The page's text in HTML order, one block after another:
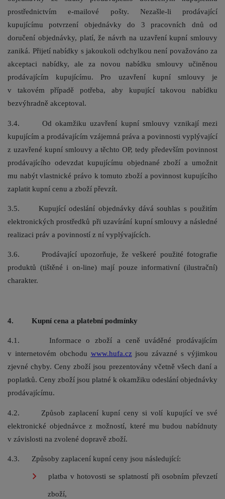
prostřednictvím e-mailové pošty. Nezašle-li prodávající
kupujícímu potvrzení objednávky
do 3 pracovních dnů
od
doručení objednávky, platí, že návrh na uzavření kupní smlouvy
zaniká. Přijetí nabídky s jakoukoli odchylkou není považováno za
akceptaci nabídky, ale za novou nabídku smlouvy učiněnou
prodávajícím kupujícímu. Pro uzavření kupní smlouvy je
v takovém případě potřeba, aby kupující takovou nabídku
bezvýhradně akceptoval.
3.4. Od okamžiku uzavření kupní smlouvy vznikají mezi
kupujícím a prodávajícím vzájemná práva a povinnosti vyplývající
z uzavřené kupní smlouvy a těchto OP, tedy především povinnost
prodávajícího odevzdat kupujícímu objednané zboží a umožnit
mu nabýt vlastnické právo k tomuto zboží a povinnost kupujícího
zaplatit kupní cenu a zboží převzít.
3.5. Kupující odeslání objednávky dává souhlas s použitím
elektronických prostředků při uzavírání kupní smlouvy a následné
realizaci práv a povinností z ní vyplývajících.
3.6. Prodávající upozorňuje, že veškeré použité fotografie
produktů (tištěné i on-line) mají pouze informativní (ilustrační)
charakter.
4. Kupní cena a platební podmínky
4.1. Informace o zboží a ceně uváděné prodávajícím
v internetovém obchodu www.hufa.cz jsou závazné s výjimkou
zjevné chyby. Ceny zboží jsou prezentovány včetně všech daní a
poplatků. Ceny zboží jsou platné k okamžiku odeslání objednávky
prodávajícímu.
4.2. Způsob zaplacení kupní ceny si volí kupující ve své
elektronické objednávce z možností, které mu budou nabídnuty
v závislosti na zvolené dopravě zboží.
4.3. Způsoby zaplacení kupní ceny jsou následující:
platba v hotovosti se splatností při osobním převzetí
zboží,